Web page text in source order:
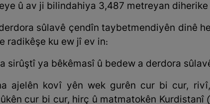
û av ji bilindahiya 3,487 metreyan diherike
sûlavê çendîn taybetmendiyên dinê
radikêşe ku ew jî ev in:
sirûştî ya bêkêmasî û bedew a derdora
ajelên kovî yên wek gurên cur bi cur,
cur bi cur, hirç û matmatokên